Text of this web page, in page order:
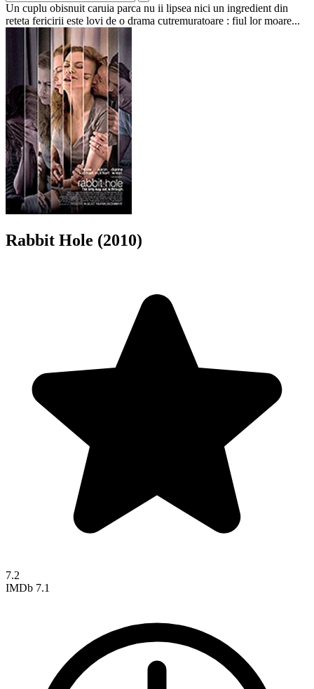
Un cuplu obisnuit caruia parca nu ii lipsea nici un ingredient din
reteta fericirii este lovi de o drama cutremuratoare : fiul lor moare...
Rabbit Hole (2010)
7.2
IMDb 7.1